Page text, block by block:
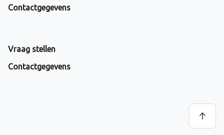
Contactgegevens
Vraag stellen
Contactgegevens